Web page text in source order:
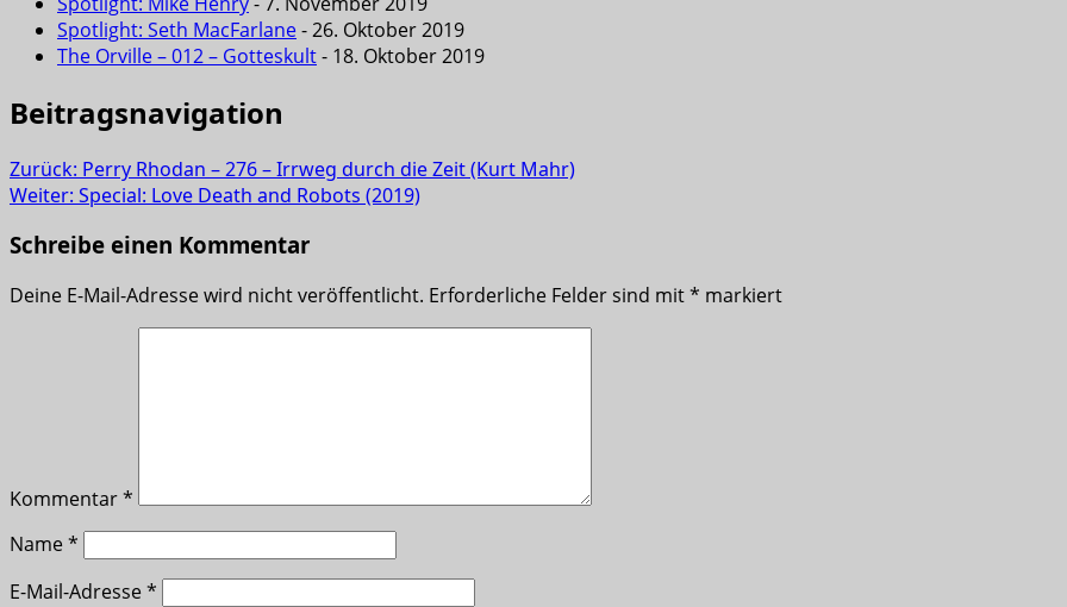
Spotlight: Seth MacFarlane- 26. Oktober 2019
The Orville – 012 – Gotteskult- 18. Oktober 2019
Beitragsnavigation
Zurück: Perry Rhodan – 276 – Irrweg durch die Zeit (Kurt Mahr)
Weiter: Special: Love Death and Robots (2019)
Schreibe einen Kommentar
Deine E-Mail-Adresse wird nicht veröffentlicht. Erforderliche Felder sind mit* markiert
Kommentar*
Name*
E-Mail-Adresse*